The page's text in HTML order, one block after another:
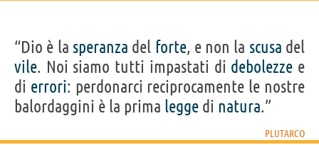
“Dio è la speranza del forte, e non la scusa del
vile. Noi siamo tutti impastati di debolezze e
di errori: perdonarci reciprocamente le nostre
balordaggini è la prima legge di natura.”
PLUTARCO